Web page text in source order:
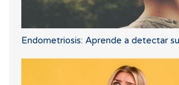
Endometriosis: Aprende a detectar